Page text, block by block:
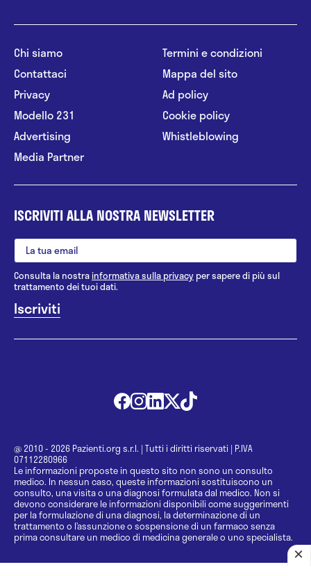
Chi siamo
Contattaci
Privacy
Modello 231
Advertising
Media Partner
Termini e condizioni
Mappa del sito
Ad policy
Cookie policy
Whistleblowing
ISCRIVITI ALLA NOSTRA NEWSLETTER
Consulta la nostrainformativa sulla privacy per sapere di più sul
trattamento dei tuoi dati.
@ 2010 - 2026 Pazienti.org s.r.l. | Tutti i diritti riservati | P.IVA
07112280966
Le informazioni proposte in questo sito non sono un consulto
medico. In nessun caso, queste informazioni sostituiscono un
consulto, una visita o una diagnosi formulata dal medico. Non si
devono considerare le informazioni disponibili come suggerimenti
per la formulazione di una diagnosi, la determinazione di un
trattamento o l’assunzione o sospensione di un farmaco senza
prima consultare un medico di medicina generale o uno specialista.